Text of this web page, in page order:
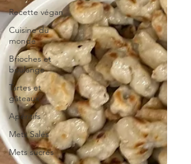
Recette végan
Cuisine du
monde
Brioches et
boulange
Tartes et
gâteaux
Apéritifs
Mets Salés
Mets sucrés